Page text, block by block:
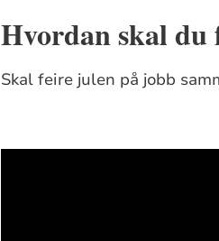
Hvordan skal
Skal feire julen på jobb